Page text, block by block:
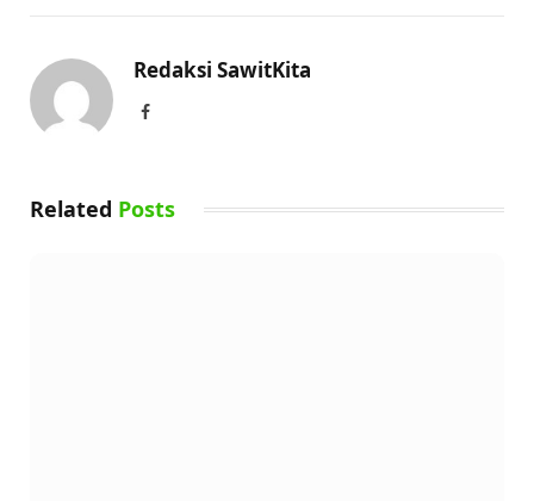
Redaksi SawitKita
Facebook
Related Posts